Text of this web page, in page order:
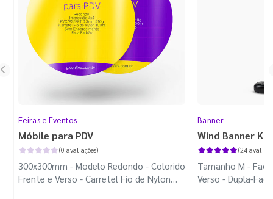
Feiras e Eventos
Móbile para PDV
(0 avaliações)
300x300mm - Modelo Redondo - Colorido
Frente e Verso - Carretel Fio de Nylon
Banner
Wind Banner
(24
Tamanho M -
Verso - Dupla-